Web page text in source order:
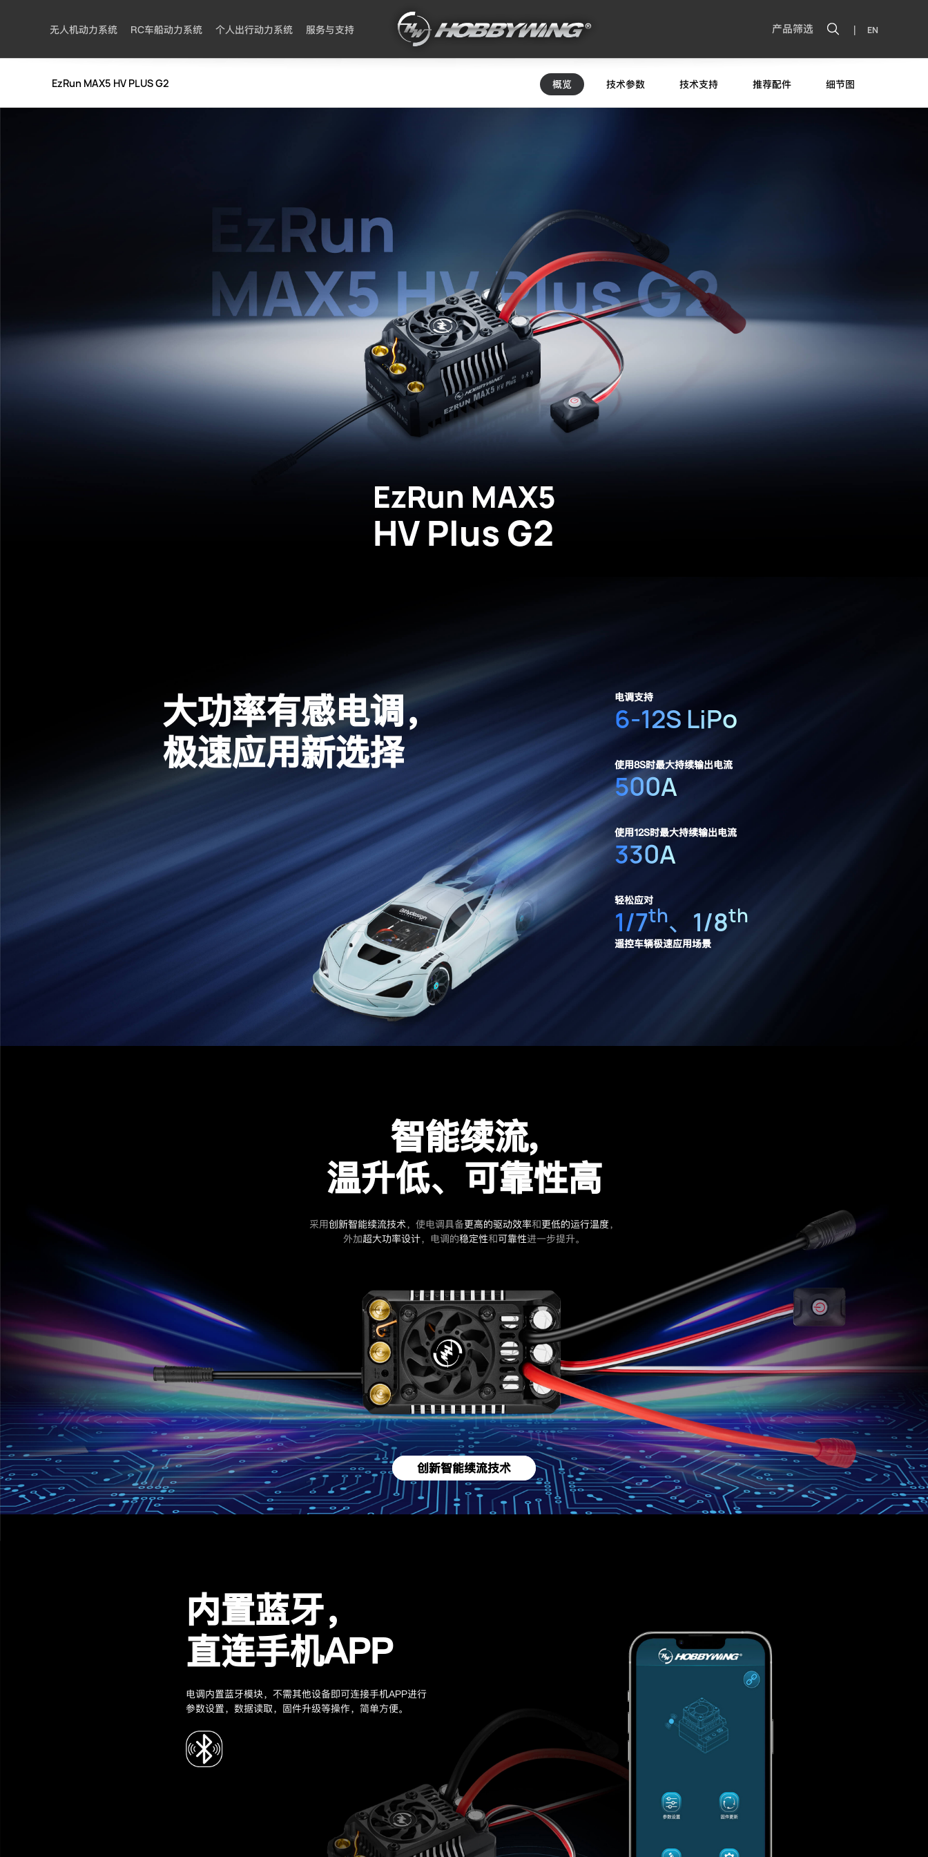
无人机动力系统 RC车船动力系统 个人出行动力系统 服务与支持 产品筛选 | EN
EzRun MAX5 HV PLUS G2 概览 技术参数 技术支持 推荐配件 细节图
EzRun MAX5
HV Plus G2
大功率有感电调，
极速应用新选择
电调支持
6-12S LiPo
使用8S时最大持续输出电流
500A
使用12S时最大持续输出电流
330A
轻松应对
1/7th、1/8th
遥控车辆极速应用场景
智能续流,
温升低、可靠性高
采用创新智能续流技术，使电调具备更高的驱动效率和更低的运行温度，
外加超大功率设计，电调的稳定性和可靠性进一步提升。
创新智能续流技术
内置蓝牙，
直连手机APP
电调内置蓝牙模块，不需其他设备即可连接手机APP进行
参数设置，数据读取，固件升级等操作，简单方便。